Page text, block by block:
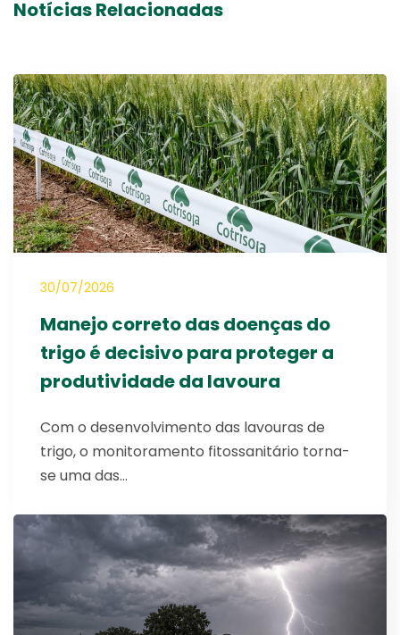
Notícias Relacionadas
30/07/2026
Manejo correto das doenças do
trigo é decisivo para proteger a
produtividade da lavoura
Com o desenvolvimento das lavouras de
trigo, o monitoramento fitossanitário torna-
se uma das…